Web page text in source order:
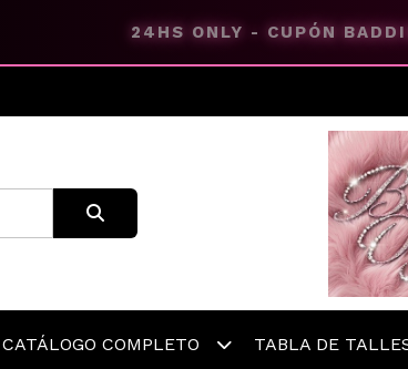
24HS ONLY - CUPÓN
CATÁLOGO COMPLETO TABLA DE